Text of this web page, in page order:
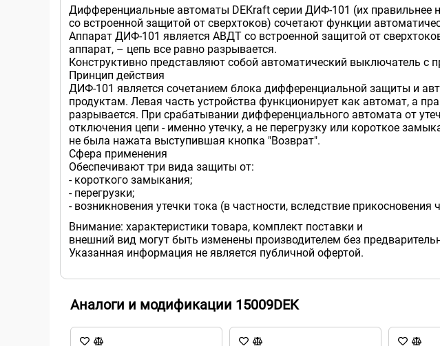
Дифференциальные автоматы DEKraft серии ДИФ-101 (их
со встроенной защитой от сверхтоков) сочетают функции
Аппарат ДИФ-101 является АВДТ со встроенной защитой от
аппарат, – цепь все равно разрывается.
Конструктивно представляют собой автоматический выключатель
Принцип действия
ДИФ-101 является сочетанием блока дифференциальной защиты и
продуктам. Левая часть устройства функционирует как автомат, а
разрывается. При срабатывании дифференциального автомата от
отключения цепи - именно утечку, а не перегрузку или короткое
не была нажата выступившая кнопка "Возврат".
Сфера применения
Обеспечивают три вида защиты от:
- короткого замыкания;
- перегрузки;
- возникновения утечки тока (в частности, вследствие
Внимание: характеристики товара, комплект поставки и
внешний вид могут быть изменены производителем без
Указанная информация не является публичной офертой.
Аналоги и модификации 15009DEK